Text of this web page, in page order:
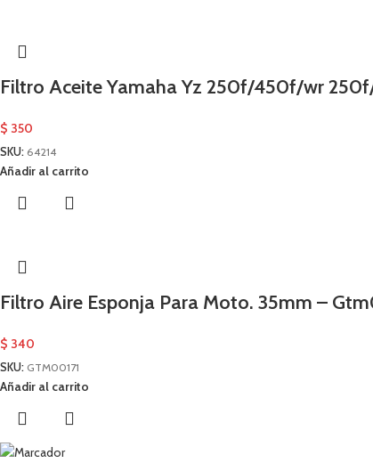
Filtro Aceite Yamaha Yz 250f/450f/wr
$ 350
SKU: 64214
Añadir al carrito
Filtro Aire Esponja Para Moto. 35mm –
$ 340
SKU: GTM00171
Añadir al carrito